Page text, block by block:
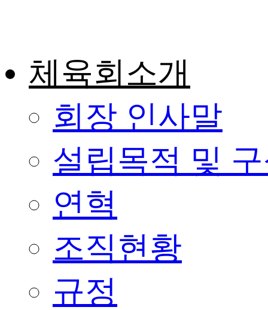
너
체육회소개
회장 인사말
설립목적 및
연혁
조직현황
규정